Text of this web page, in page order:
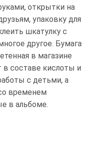
открытки на
упаковку для
шкатулку с
другое. Бумага
в магазине
в составе кислоты и
с детьми, а
временем
в альбоме.